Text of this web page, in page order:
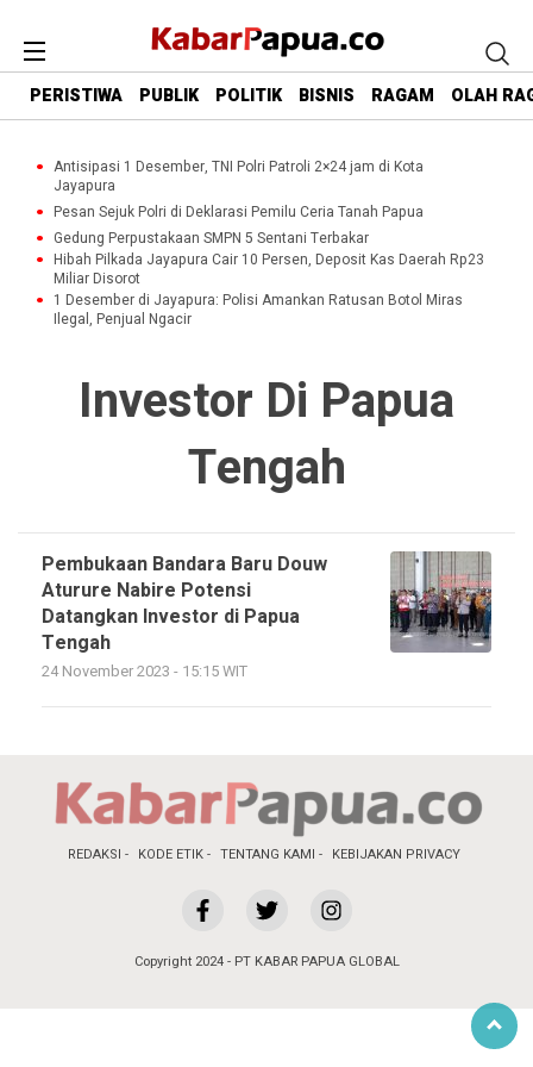
PERISTIWA PUBLIK POLITIK BISNIS RAGAM OLAH
Antisipasi 1 Desember, TNI Polri Patroli 2×24 jam di Kota
Jayapura
Pesan Sejuk Polri di Deklarasi Pemilu Ceria Tanah Papua
Gedung Perpustakaan SMPN 5 Sentani Terbakar
Hibah Pilkada Jayapura Cair 10 Persen, Deposit Kas Daerah Rp23
Miliar Disorot
1 Desember di Jayapura: Polisi Amankan Ratusan Botol Miras
Ilegal, Penjual Ngacir
Investor Di Papua
Tengah
Pembukaan Bandara Baru Douw
Aturure Nabire Potensi
Datangkan Investor di Papua
Tengah
24 November 2023 - 15:15 WIT
REDAKSI KODE ETIK TENTANG KAMI KEBIJAKAN PRIVACY
Copyright 2024 - PT KABAR PAPUA GLOBAL